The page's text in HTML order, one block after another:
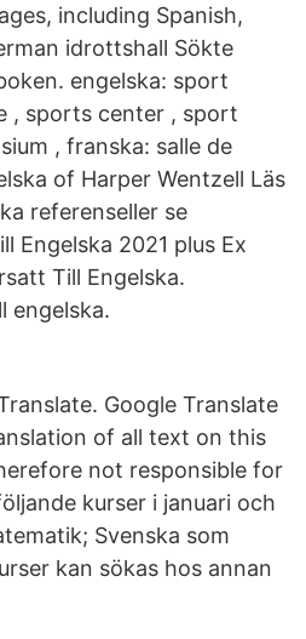
including Spanish,
idrottshall Sökte
engelska: sport
, sports center , sport
, franska: salle de
of Harper Wentzell Läs
referenseller se
Engelska 2021 plus Ex
Till Engelska.
engelska.
Google Translate
of all text on this
not responsible for
kurser i januari och
Svenska som
kan sökas hos annan